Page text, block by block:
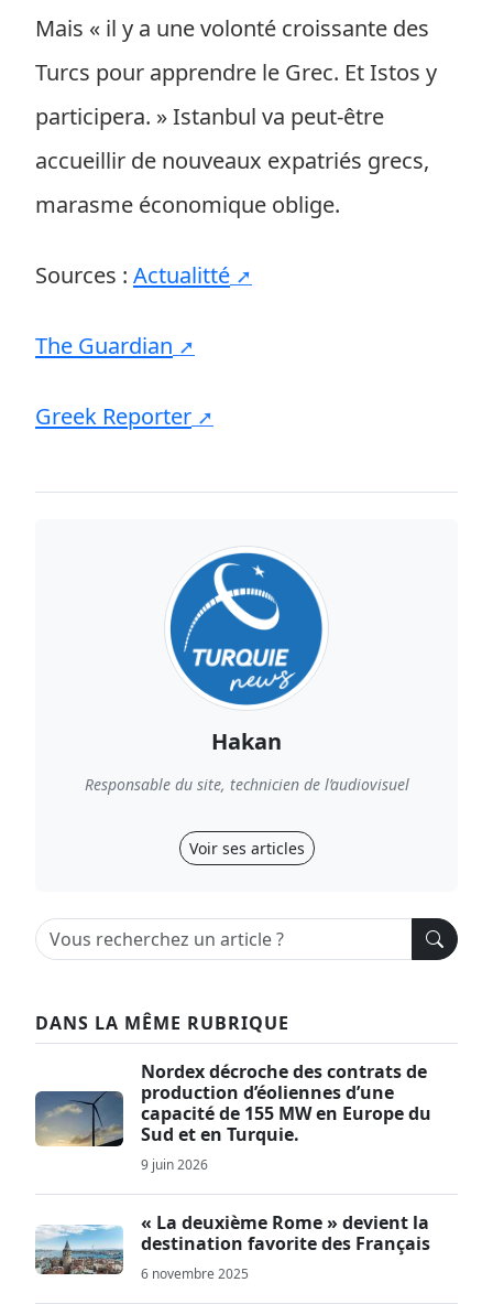
Mais « il y a une volonté croissante des
Turcs pour apprendre le Grec. Et Istos y
participera. » Istanbul va peut-être
accueillir de nouveaux expatriés grecs,
marasme économique oblige.
Sources : Actualitté
The Guardian
Greek Reporter
Hakan
Responsable du site, technicien de l’audiovisuel
Voir ses articles
DANS LA MÊME RUBRIQUE
Nordex décroche des contrats de
production d’éoliennes d’une
capacité de 155 MW en Europe du
Sud et en Turquie.
9 juin 2026
« La deuxième Rome » devient la
destination favorite des Français
6 novembre 2025